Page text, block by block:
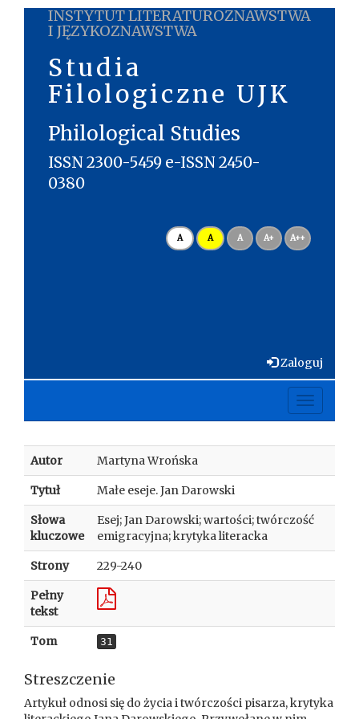
INSTYTUT LITERATUROZNAWSTWA
I JĘZYKOZNAWSTWA
Studia
Filologiczne UJK
Philological Studies
ISSN 2300-5459 e-ISSN 2450-
0380
A A A A+ A++
Zaloguj
Toggle
Autor Martyna Wrońska
Tytuł Małe eseje. Jan Darowski
Słowa
kluczowe
Esej; Jan Darowski; wartości; twórczość
emigracyjna; krytyka literacka
Strony 229-240
Pełny
tekst
Tom 31
Streszczenie
Artykuł odnosi się do życia i twórczości pisarza, krytyka